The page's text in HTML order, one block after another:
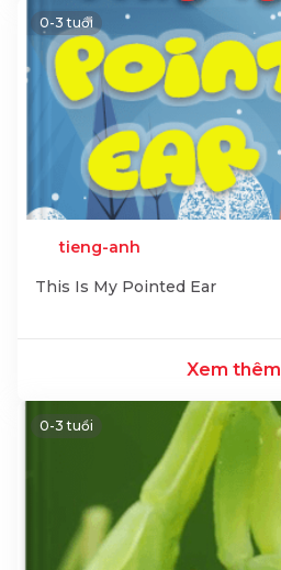
0-3 tuổi
tieng-anh
This Is My Pointed Ear
Xem thêm
0-3 tuổi